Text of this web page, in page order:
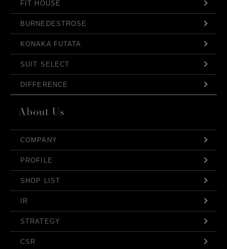
FIT HOUSE
BURNEDESTROSE
KONAKA FUTATA
SUIT SELECT
DIFFERENCE
COMPANY
PROFILE
SHOP LIST
IR
STRATEGY
CSR